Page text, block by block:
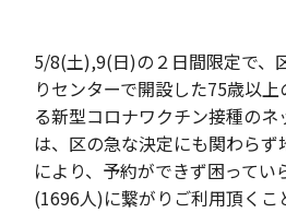
5/8(土),9(日)の２日間限定で、
りセンターで開設した75歳以
る新型コロナワクチン接種の
は、区の急な決定にも関わら
により、予約ができず困ってい
(1696人)に繋がりご利用頂く